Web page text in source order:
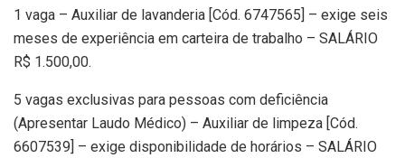
1 vaga – Auxiliar de lavanderia [Cód. 6747565] – exige seis
meses de experiência em carteira de trabalho – SALÁRIO
R$ 1.500,00.
5 vagas exclusivas para pessoas com deficiência
(Apresentar Laudo Médico) – Auxiliar de limpeza [Cód.
6607539] – exige disponibilidade de horários – SALÁRIO